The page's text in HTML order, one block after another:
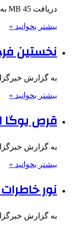
دریافت 45 MB به گزارش خبرگزاری مهر به نقل از اینترستینگ انجینرینگ، «ولفگانگ یاگر» ۵۴ ساله به دلیل یک حادثه…
بیشتر بخوانید »
نخستین
به گزارش خبرگزاری مهر به
بیشتر بخوانید »
قرص یوگا
به گزارش
بیشتر بخوانید »
نور
به گزارش